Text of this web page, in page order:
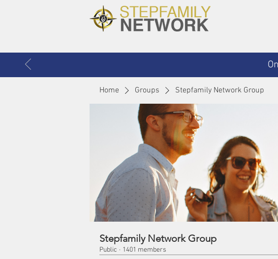
Home Groups Stepfamily Network Group
Stepfamily Network Group
Public · 1401 members